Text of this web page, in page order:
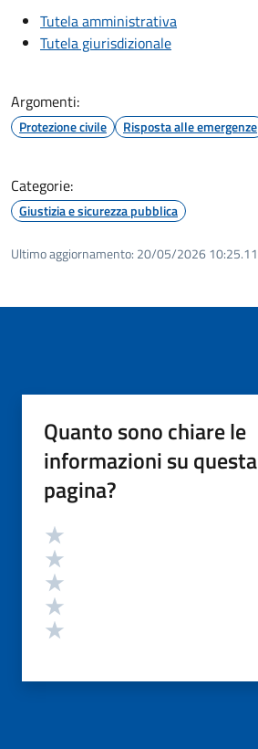
Tutela amministrativa
Tutela giurisdizionale
Argomenti:
Protezione civile Risposta alle emergenze
Categorie:
Giustizia e sicurezza pubblica
Ultimo aggiornamento: 20/05/2026 10:25.11
Quanto sono chiare le
informazioni su questa
pagina?
Valutazione